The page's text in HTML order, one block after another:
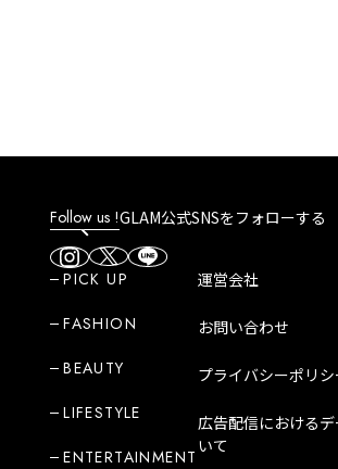
Follow us !GLAM公式SNSをフォローする
PICK UP
FASHION
BEAUTY
LIFESTYLE
ENTERTAINMENT
運営会社
お問い合わせ
プライバシーポリシ
広告配信における
いて